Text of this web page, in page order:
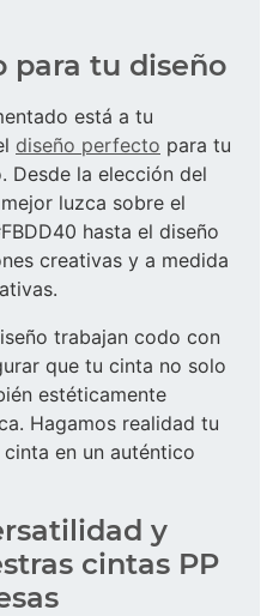
para tu diseño
está a tu
diseño perfecto para tu
Desde la elección del
luzca sobre el
hasta el diseño
creativas y a medida
trabajan codo con
que tu cinta no solo
estéticamente
Hagamos realidad tu
en un auténtico
y
cintas PP